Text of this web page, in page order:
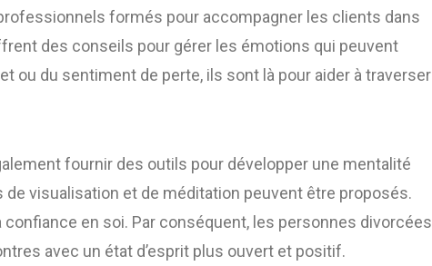
formés pour accompagner les clients dans
des conseils pour gérer les émotions qui peuvent
ou du sentiment de perte, ils sont là pour aider à traverser
fournir des outils pour développer une mentalité
visualisation et de méditation peuvent être proposés.
en soi. Par conséquent, les personnes divorcées
avec un état d’esprit plus ouvert et positif.